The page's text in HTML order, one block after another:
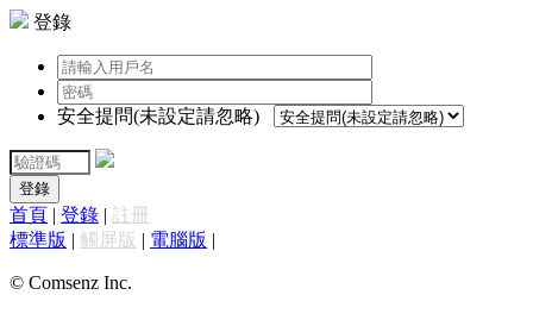
登錄
安全提問(未設定請忽略)
登錄
首頁 | 登錄 | 註冊
標準版 | 觸屏版 | 電腦版 |
© Comsenz Inc.